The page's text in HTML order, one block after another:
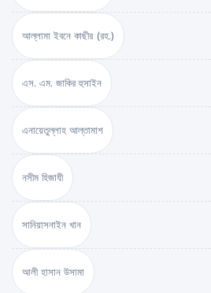
আল্লামা ইবনে কাছীর (রহ.)
এস. এম. জাকির হুসাইন
এনায়েতুল্লাহ আল্‌তামাশ
নসীম হিজাযী
সানিয়াসনাইন খান
আলী হাসান উসামা